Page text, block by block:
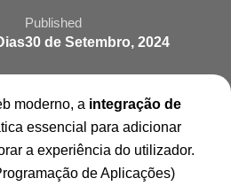
Published
30 de Setembro, 2024
moderno, a integração de
essencial para adicionar
a experiência do utilizador.
de Aplicações)